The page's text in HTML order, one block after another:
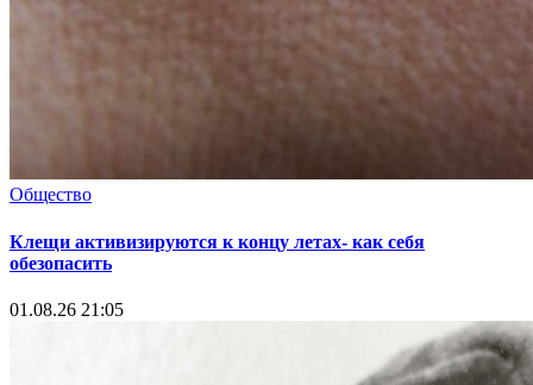
Общество
Клещи активизируются к концу летах- как себя
обезопасить
01.08.26 21:05